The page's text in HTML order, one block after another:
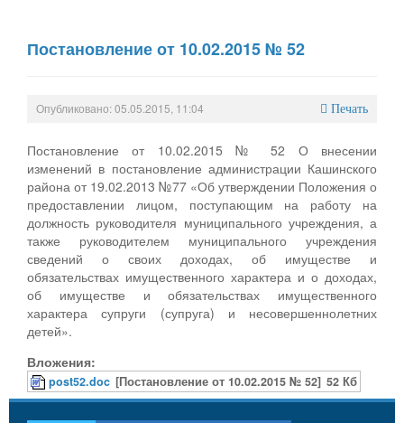
Постановление от 10.02.2015 № 52
Опубликовано: 05.05.2015, 11:04 Печать
Постановление от 10.02.2015 № 52 О внесении
изменений в постановление администрации Кашинского
района от 19.02.2013 №77 «Об утверждении Положения о
предоставлении лицом, поступающим на работу на
должность руководителя муниципального учреждения, а
также руководителем муниципального учреждения
сведений о своих доходах, об имуществе и
обязательствах имущественного характера и о доходах,
об имуществе и обязательствах имущественного
характера супруги (супруга) и несовершеннолетних
детей».
Вложения:
post52.doc [Постановление от 10.02.2015 № 52] 52 Кб